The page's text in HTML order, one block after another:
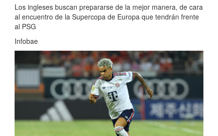
Los ingleses buscan prepararse de la mejor manera, de cara
al encuentro de la Supercopa de Europa que tendrán frente
al PSG
Infobae